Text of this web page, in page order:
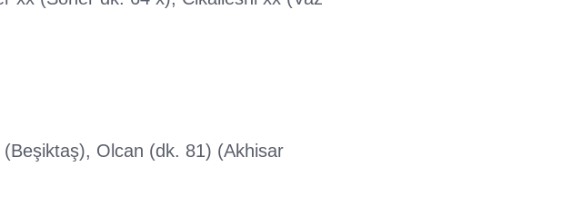
Olcan (dk. 81) (Akhisar